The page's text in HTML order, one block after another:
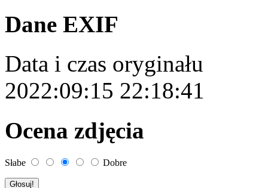
Dane EXIF
Data i czas oryginału
2022:09:15 22:18:41
Ocena zdjęcia
Słabe Dobre